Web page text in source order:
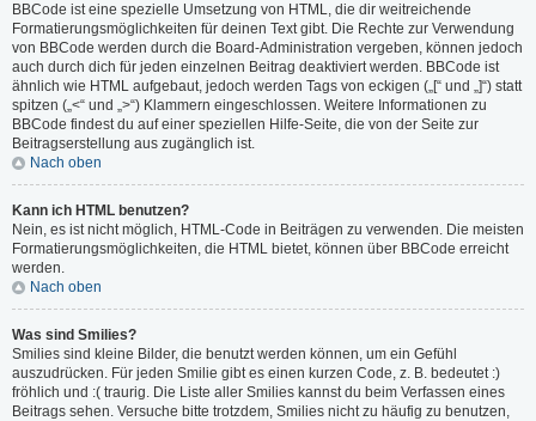
BBCode ist eine spezielle Umsetzung von HTML, die dir weitreichende
Formatierungsmöglichkeiten für deinen Text gibt. Die Rechte zur Verwendung
von BBCode werden durch die Board-Administration vergeben, können jedoch
auch durch dich für jeden einzelnen Beitrag deaktiviert werden. BBCode ist
ähnlich wie HTML aufgebaut, jedoch werden Tags von eckigen („[“ und „]“) statt
spitzen („<“ und „>“) Klammern eingeschlossen. Weitere Informationen zu
BBCode findest du auf einer speziellen Hilfe-Seite, die von der Seite zur
Beitragserstellung aus zugänglich ist.
Nach oben
Kann ich HTML benutzen?
Nein, es ist nicht möglich, HTML-Code in Beiträgen zu verwenden. Die meisten
Formatierungsmöglichkeiten, die HTML bietet, können über BBCode erreicht
werden.
Nach oben
Was sind Smilies?
Smilies sind kleine Bilder, die benutzt werden können, um ein Gefühl
auszudrücken. Für jeden Smilie gibt es einen kurzen Code, z. B. bedeutet :)
fröhlich und :( traurig. Die Liste aller Smilies kannst du beim Verfassen eines
Beitrags sehen. Versuche bitte trotzdem, Smilies nicht zu häufig zu benutzen,